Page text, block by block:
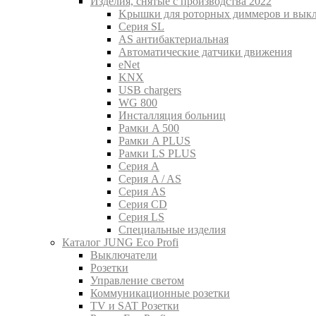
Kрышки для роторных диммеров и
Серия SL
AS антибактериальная
Aвтоматические датчики движения
eNet
KNX
USB chargers
WG 800
Инсталляция больниц
Рамки A 500
Рамки A PLUS
Рамки LS PLUS
Серия A
Серия A / AS
Серия AS
Серия CD
Серия LS
Специальные изделия
Каталог JUNG Eco Profi
Выключатели
Розетки
Управление светом
Коммуникационные розетки
TV и SAT Розетки